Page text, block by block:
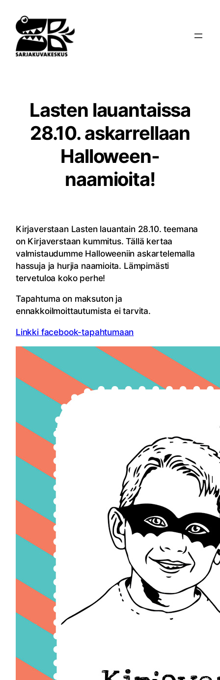
sisältöön
Lasten lauantaissa
28.10. askarrellaan
Halloween-
naamioita!
Kirjaverstaan Lasten lauantain 28.10. teemana
on Kirjaverstaan kummitus. Tällä kertaa
valmistaudumme Halloweeniin askartelemalla
hassuja ja hurjia naamioita. Lämpimästi
tervetuloa koko perhe!
Tapahtuma on maksuton ja
ennakkoilmoittautumista ei tarvita.
Linkki facebook-tapahtumaan